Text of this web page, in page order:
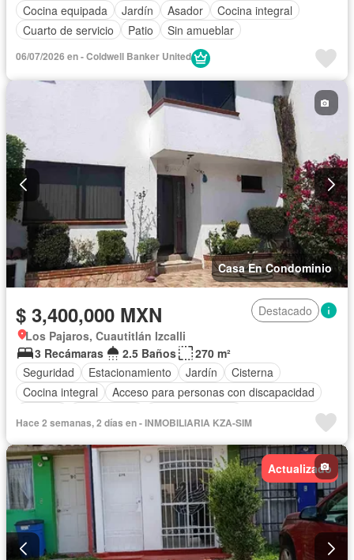
Cocina equipada
Jardín Asador
Cocina integral
Cuarto de servicio
Patio Sin amueblar
06/07/2026 en - Coldwell Banker United
Casa En Condominio
$ 3,400,000 MXN
Destacado
Los Pajaros, Cuautitlán Izcalli
3 Recámaras
2.5 Baños
270 m²
Seguridad
Estacionamiento Jardín
Cisterna
Cocina integral
Acceso para personas con discapacidad
Circuito cerrado de televisión
Electricidad
Televisión por cable
Gas natural
Zonas verdes
Recámara con closet
Caseta de vigilancia
Wifi
Permite mascotas
Permite niños Sin amueblar
Hace 2 semanas, 2 días en - INMOBILIARIA KZA-SIM
Actualizado